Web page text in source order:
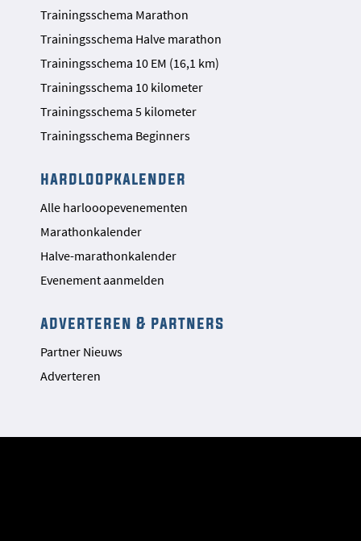
Trainingsschema Marathon
Trainingsschema Halve marathon
Trainingsschema 10 EM (16,1 km)
Trainingsschema 10 kilometer
Trainingsschema 5 kilometer
Trainingsschema Beginners
hardloopkalender
Alle harlooopevenementen
Marathonkalender
Halve-marathonkalender
Evenement aanmelden
adverteren & partners
Partner Nieuws
Adverteren